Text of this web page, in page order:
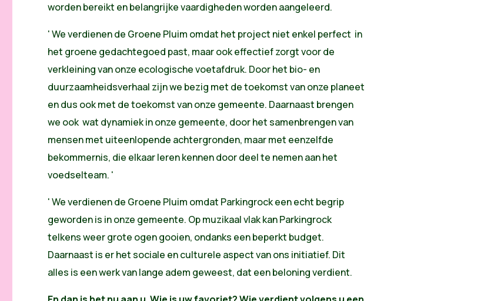
worden bereikt en belangrijke vaardigheden worden aangeleerd.
' We verdienen de Groene Pluim omdat het project niet enkel perfect in
het groene gedachtegoed past, maar ook effectief zorgt voor de
verkleining van onze ecologische voetafdruk. Door het bio- en
duurzaamheidsverhaal zijn we bezig met de toekomst van onze planeet
en dus ook met de toekomst van onze gemeente. Daarnaast brengen
we ook wat dynamiek in onze gemeente, door het samenbrengen van
mensen met uiteenlopende achtergronden, maar met eenzelfde
bekommernis, die elkaar leren kennen door deel te nemen aan het
voedselteam. '
' We verdienen de Groene Pluim omdat Parkingrock een echt begrip
geworden is in onze gemeente. Op muzikaal vlak kan Parkingrock
telkens weer grote ogen gooien, ondanks een beperkt budget.
Daarnaast is er het sociale en culturele aspect van ons initiatief. Dit
alles is een werk van lange adem geweest, dat een beloning verdient.